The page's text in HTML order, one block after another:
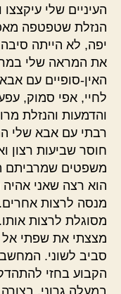
העיניים שלי
הנזלת שטפטפה
יפה, לא הייתה
את המראה שלי
האין-סופיים עם
לחיי, אפי סמוק,
והדמעות והנזלת
רבתי עם אבא שלי
חוסר שביעות רצון
משפטים שמרביתם
הוא רצה שאני
מנסה לרצות
מסוגלת לרצות
מצצתי את שפתי אל
סביב לשוני.
הקבוע בחזי
במעלה גרוני.